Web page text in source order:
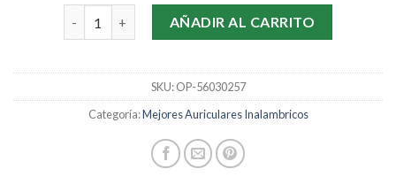
mejores auriculares inalambricos cantidad
AÑADIR AL CARRITO
SKU:OP-56030257
Categoría:Mejores Auriculares Inalambricos